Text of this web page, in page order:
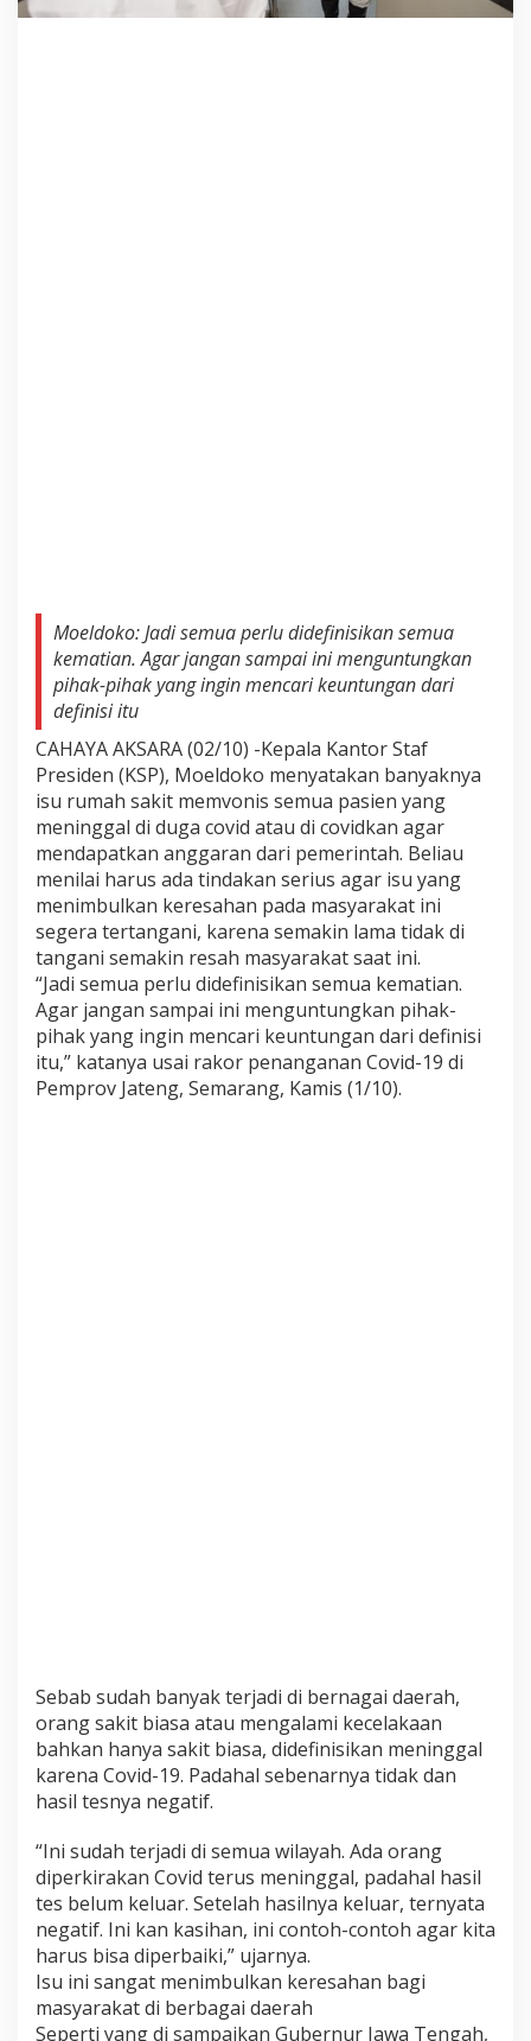
Moeldoko: Jadi semua perlu didefinisikan semua
kematian. Agar jangan sampai ini menguntungkan
pihak-pihak yang ingin mencari keuntungan dari
definisi itu
CAHAYA AKSARA (02/10) -Kepala Kantor Staf
Presiden (KSP), Moeldoko menyatakan banyaknya
isu rumah sakit memvonis semua pasien yang
meninggal di duga covid atau di covidkan agar
mendapatkan anggaran dari pemerintah. Beliau
menilai harus ada tindakan serius agar isu yang
menimbulkan keresahan pada masyarakat ini
segera tertangani, karena semakin lama tidak di
tangani semakin resah masyarakat saat ini.
“Jadi semua perlu didefinisikan semua kematian.
Agar jangan sampai ini menguntungkan pihak-
pihak yang ingin mencari keuntungan dari definisi
itu,” katanya usai rakor penanganan Covid-19 di
Pemprov Jateng, Semarang, Kamis (1/10).
Sebab sudah banyak terjadi di bernagai daerah,
orang sakit biasa atau mengalami kecelakaan
bahkan hanya sakit biasa, didefinisikan meninggal
karena Covid-19. Padahal sebenarnya tidak dan
hasil tesnya negatif.
“Ini sudah terjadi di semua wilayah. Ada orang
diperkirakan Covid terus meninggal, padahal hasil
tes belum keluar. Setelah hasilnya keluar, ternyata
negatif. Ini kan kasihan, ini contoh-contoh agar kita
harus bisa diperbaiki,” ujarnya.
Isu ini sangat menimbulkan keresahan bagi
masyarakat di berbagai daerah
Seperti yang di sampaikan Gubernur Jawa Tengah,